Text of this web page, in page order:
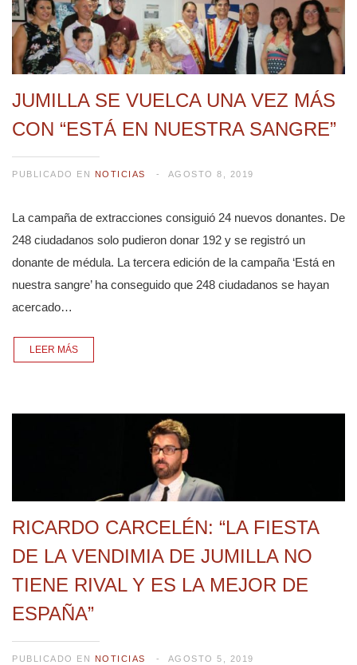
JUMILLA SE VUELCA UNA VEZ MÁS
CON “ESTÁ EN NUESTRA SANGRE”
PUBLICADO EN NOTICIAS AGOSTO 8, 2019
La campaña de extracciones consiguió 24 nuevos donantes. De
248 ciudadanos solo pudieron donar 192 y se registró un
donante de médula. La tercera edición de la campaña ‘Está en
nuestra sangre’ ha conseguido que 248 ciudadanos se hayan
acercado…
LEER MÁS
RICARDO CARCELÉN: “LA FIESTA
DE LA VENDIMIA DE JUMILLA NO
TIENE RIVAL Y ES LA MEJOR DE
ESPAÑA”
PUBLICADO EN NOTICIAS AGOSTO 5, 2019